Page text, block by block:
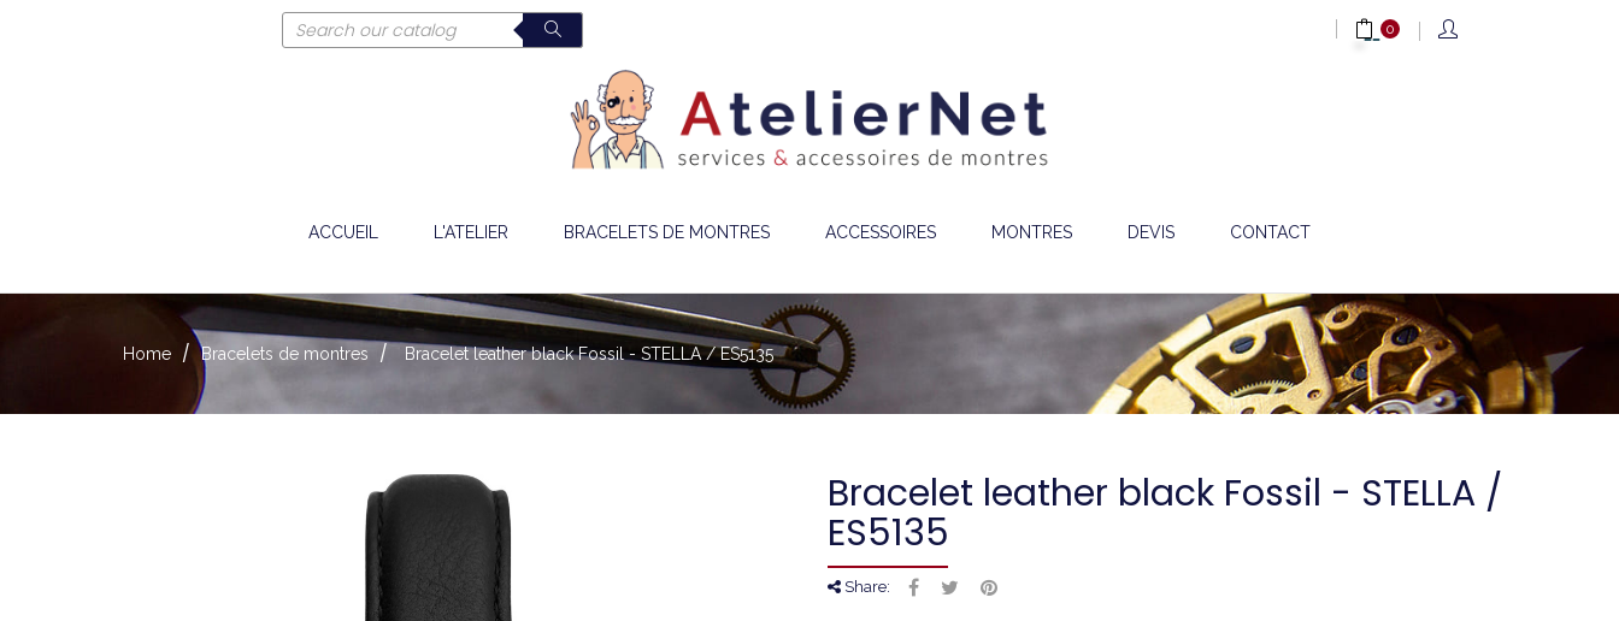
0
ACCUEIL L'ATELIER BRACELETS DE MONTRES ACCESSOIRES MONTRES DEVIS CONTACT
Home Bracelets de montres Bracelet leather black Fossil - STELLA / ES5135
Bracelet leather black Fossil - STELLA /
ES5135
Share: